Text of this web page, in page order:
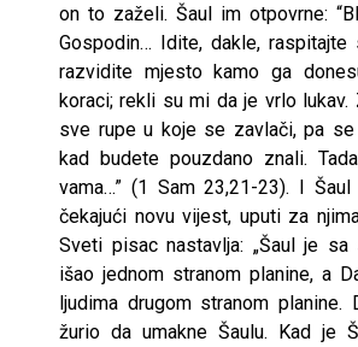
on to zaželi. Šaul im otpovrne:
Gospodin… Idite, dakle,
razvidite mjesto kamo ga
koraci; rekli su mi da je vrlo lukav.
sve rupe u koje se zavlači, pa
kad budete pouzdano znali.
vama…” (1 Sam 23,21-23). I
čekajući novu vijest, uputi za
Sveti pisac nastavlja: „Šaul je sa
išao jednom stranom planine, a
ljudima drugom stranom planine.
žurio da umakne Šaulu. Kad je